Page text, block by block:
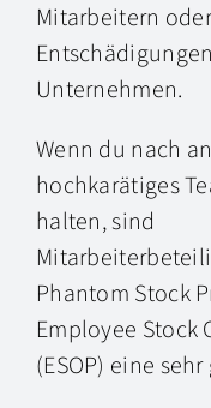
Mitarbeitern
Unternehmen.
Wenn du nach
hochkarätiges
halten, sind
Phantom Stock
Employee Stock
(ESOP) eine